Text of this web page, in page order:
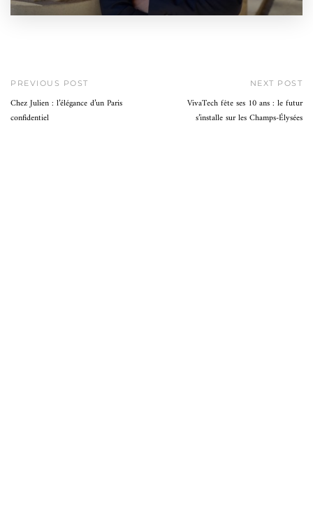
PREVIOUS POST
Chez Julien : l’élégance d’un Paris
confidentiel
NEXT POST
VivaTech fête ses 10 ans : le futur
s’installe sur les Champs-Élysées